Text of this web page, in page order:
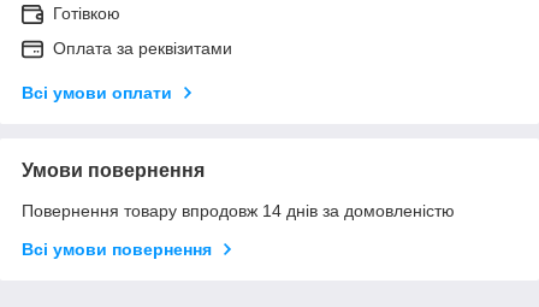
Готівкою
Оплата за реквізитами
Всі умови оплати
Умови повернення
Повернення товару впродовж 14 днів за домовленістю
Всі умови повернення